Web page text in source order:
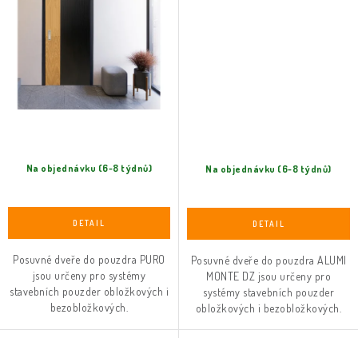
Na objednávku (6-8 týdnů)
Posuvné dveře do pouzdra PURO
jsou určeny pro systémy
stavebních pouzder obložkových i
bezobložkových.
Na objednávku (6-8 týdnů)
Posuvné dveře do pouzdra ALUMI
MONTE DZ jsou určeny pro
systémy stavebních pouzder
obložkových i bezobložkových.